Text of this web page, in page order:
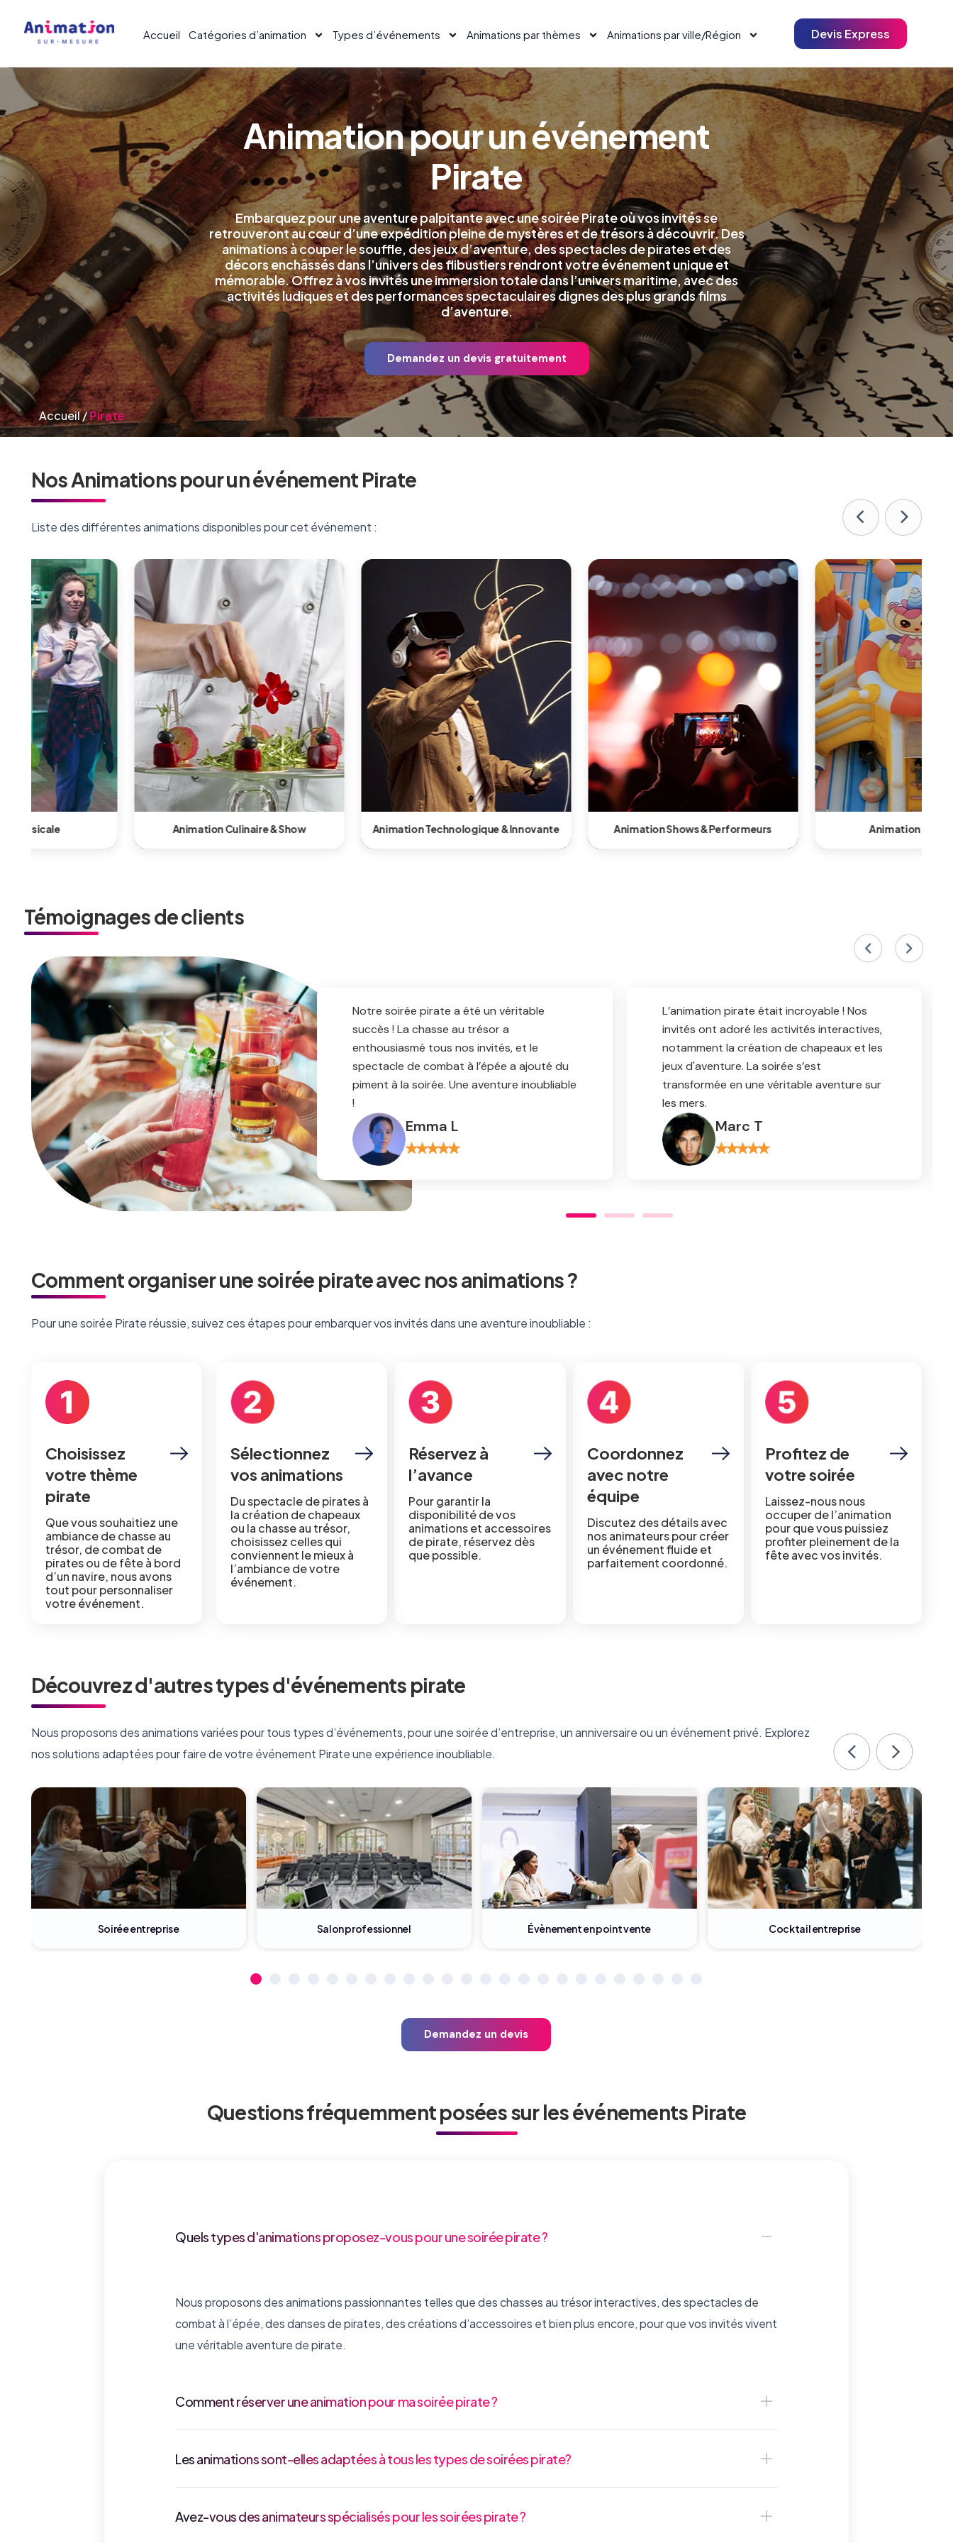
Accueil Catégories d’animation Types d’événements Animations par thèmes Animations par ville/Région Devis Express
Animation pour un événement
Pirate
Embarquez pour une aventure palpitante avec une soirée Pirate où vos invités se
retrouveront au cœur d’une expédition pleine de mystères et de trésors à découvrir. Des
animations à couper le souffle, des jeux d’aventure, des spectacles de pirates et des
décors enchâssés dans l’univers des flibustiers rendront votre événement unique et
mémorable. Offrez à vos invités une immersion totale dans l’univers maritime, avec des
activités ludiques et des performances spectaculaires dignes des plus grands films
d’aventure.
Demandez un devis gratuitement
Accueil/Pirate
Nos Animations pour un événement Pirate
Liste des différentes animations disponibles pour cet événement :
& Show Animation Technologique & Innovante Animation Shows & Performeurs Animation gonflable Animation Team Building
Témoignages de clients
Marc T
L’animation pirate était incroyable ! Nos
invités ont adoré les activités interactives,
notamment la création de chapeaux et les
jeux d'aventure. La soirée s’est
transformée en une véritable aventure sur
les mers.
Isabelle F
Un grand merci à l’équipe pour cette soirée
fantastique ! L’atmosphère pirate était
parfaite, et les animations ont apporté du
fun et de l’action à chaque instant. Nous
avons tous vécu une expérience
incroyable !
Romain P
La soirée pirate a dépassé toutes nos
était spectaculaire et les invités se sont
vraiment amusés. On a eu des compliments
Comment organiser une soirée pirate avec nos animations ?
Pour une soirée Pirate réussie, suivez ces étapes pour embarquer vos invités dans une aventure inoubliable :
Choisissez
votre thème
pirate
Que vous souhaitiez une
ambiance de chasse au
trésor, de combat de
pirates ou de fête à bord
d’un navire, nous avons
tout pour personnaliser
votre événement.
Sélectionnez
vos animations
Du spectacle de pirates à
la création de chapeaux
ou la chasse au trésor,
choisissez celles qui
conviennent le mieux à
l’ambiance de votre
événement.
Réservez à
l’avance
Pour garantir la
disponibilité de vos
animations et accessoires
de pirate, réservez dès
que possible.
Coordonnez
avec notre
équipe
Discutez des détails avec
nos animateurs pour créer
un événement fluide et
parfaitement coordonné.
Profitez de
votre soirée
Laissez-nous nous
occuper de l’animation
pour que vous puissiez
profiter pleinement de la
fête avec vos invités.
Découvrez d'autres types d'événements pirate
Nous proposons des animations variées pour tous types d’événements, pour une soirée d’entreprise, un anniversaire ou un événement privé. Explorez
nos solutions adaptées pour faire de votre événement Pirate une expérience inoubliable.
Salon professionnel Évènement en point vente Cocktail entreprise Family day en entreprise
Demandez un devis
Questions fréquemment posées sur les événements Pirate
Quels types d'animations proposez-vous pour une soirée pirate ?
Nous proposons des animations passionnantes telles que des chasses au trésor interactives, des spectacles de
combat à l’épée, des danses de pirates, des créations d’accessoires et bien plus encore, pour que vos invités vivent
une véritable aventure de pirate.
Comment réserver une animation pour ma soirée pirate ?
Les animations sont-elles adaptées à tous les types de soirées pirate?
Avez-vous des animateurs spécialisés pour les soirées pirate ?